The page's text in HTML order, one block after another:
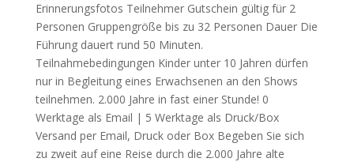
Erinnerungsfotos Teilnehmer Gutschein gültig für 2
Personen Gruppengröße bis zu 32 Personen Dauer Die
Führung dauert rund 50 Minuten.
Teilnahmebedingungen Kinder unter 10 Jahren dürfen
nur in Begleitung eines Erwachsenen an den Shows
teilnehmen. 2.000 Jahre in fast einer Stunde! 0
Werktage als Email | 5 Werktage als Druck/Box
Versand per Email, Druck oder Box Begeben Sie sich
zu zweit auf eine Reise durch die 2.000 Jahre alte